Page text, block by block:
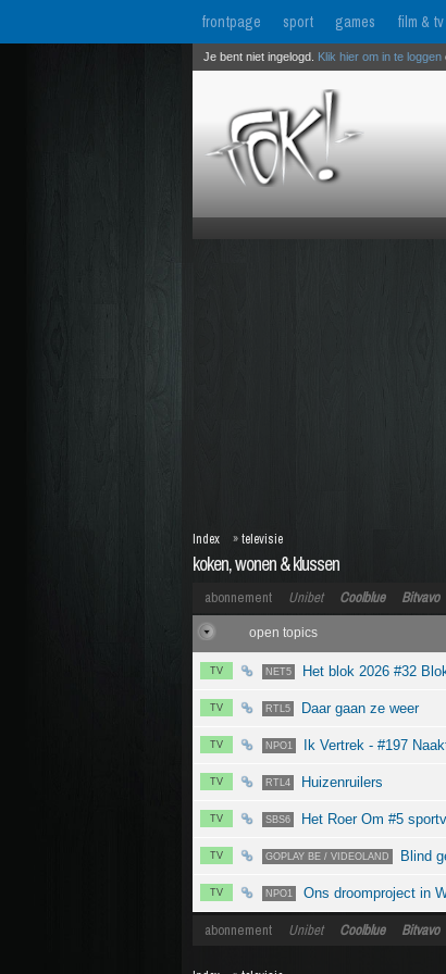
frontpage sport games film & tv
Je bent niet ingelogd. Klik hier om in te loggen
koken, wonen & klussen
Index »televisie
abonnement Unibet Coolblue Bitvavo
open topics
TV NET5 Het blok 2026 #32
TV RTL5 Daar gaan ze weer
TV NPO1 Ik Vertrek - #197
TV RTL4 Huizenruilers
TV SBS6 Het Roer Om #5
TV GOPLAY BE / VIDEOLAND Blind
TV NPO1 Ons droomproject in
abonnement Unibet Coolblue Bitvavo